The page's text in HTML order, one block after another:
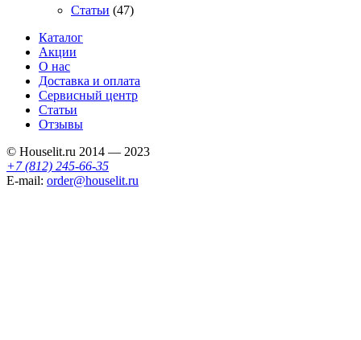
Статьи (47)
Каталог
Акции
О нас
Доставка и оплата
Сервисный центр
Статьи
Отзывы
© Houselit.ru 2014 — 2023
+7 (812) 245-66-35
E-mail: order@houselit.ru